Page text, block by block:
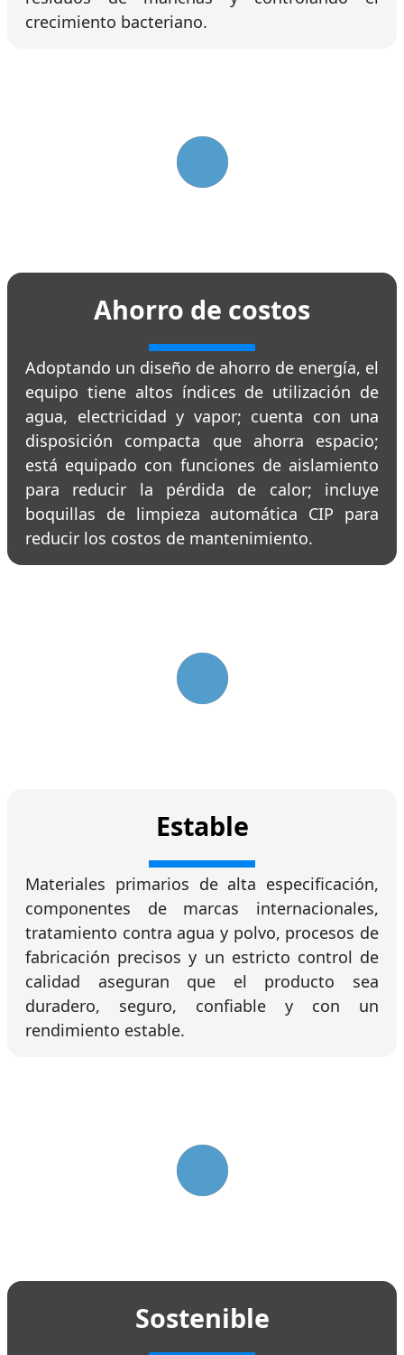
crecimiento bacteriano.
Ahorro de costos
Adoptando un diseño de ahorro de energía, el
equipo tiene altos índices de utilización de
agua, electricidad y vapor; cuenta con una
disposición compacta que ahorra espacio;
está equipado con funciones de aislamiento
para reducir la pérdida de calor; incluye
boquillas de limpieza automática CIP para
reducir los costos de mantenimiento.
Estable
Materiales primarios de alta especificación,
componentes de marcas internacionales,
tratamiento contra agua y polvo, procesos de
fabricación precisos y un estricto control de
calidad aseguran que el producto sea
duradero, seguro, confiable y con un
rendimiento estable.
Sostenible